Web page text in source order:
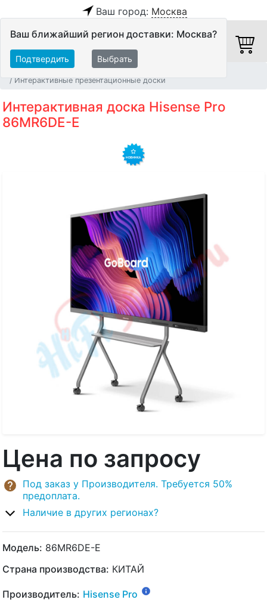
Ваш город: Москва
Ваш ближайший регион доставки: Москва?
Подтвердить Выбрать
Интерактивные презентационные доски
Интерактивная доска Hisense Pro
86MR6DE-E
Цена по запросу
Под заказ у Производителя. Требуется 50%
предоплата.
Наличие в других регионах?
Модель: 86MR6DE-E
Страна производства: КИТАЙ
Производитель: Hisense Pro